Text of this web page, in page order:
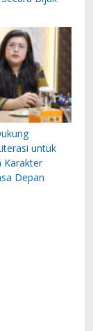
untuk
Karakter
Depan